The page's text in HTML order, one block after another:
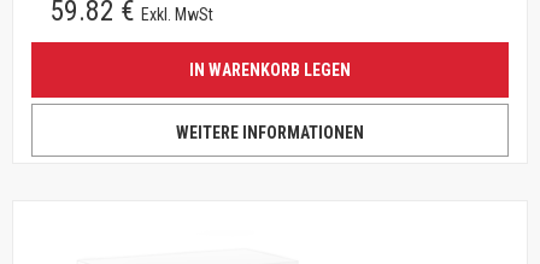
59.82 € Exkl. MwSt
IN WARENKORB LEGEN
WEITERE INFORMATIONEN